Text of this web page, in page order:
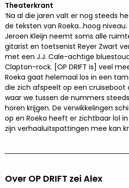
Theaterkrant
‘Na al die jaren valt er nog steeds
de teksten van Roeka...hoog
Jeroen Kleijn neemt soms alle
gitarist en toetsenist Reyer Zwart
met een J.J. Cale-achtige
Clapton-rock. [OP DRIFT is] veel
Roeka gaat helemaal los in een
die zich afspeelt op een cruiseboot
waar we tussen de nummers
horen krijgen. De verwikkelingen
op en Roeka heeft er zichtbaar lol
zijn verhaaluitspattingen mee kan
Over OP DRIFT zei Alex